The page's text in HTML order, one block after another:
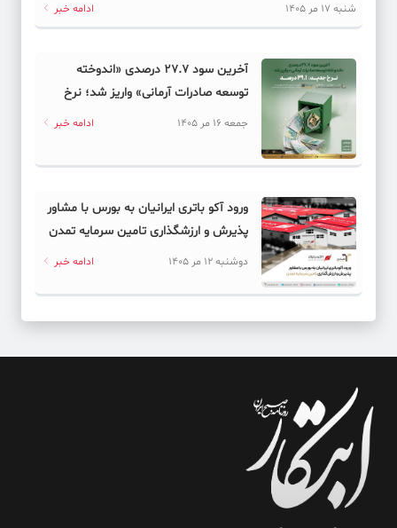
شنبه 17 مر 1405 ادامه خبر
آخرین سود ۲۷.۷ درصدی «اندوخته
توسعه صادرات آرمانی» واریز شد؛ نرخ
جدید ۲۹.۱ درصد
جمعه 16 مر 1405 ادامه خبر
ورود آکو باتری ایرانیان به بورس با مشاور
پذیرش و ارزشگذاری تامین سرمایه تمدن
دوشنبه 12 مر 1405 ادامه خبر